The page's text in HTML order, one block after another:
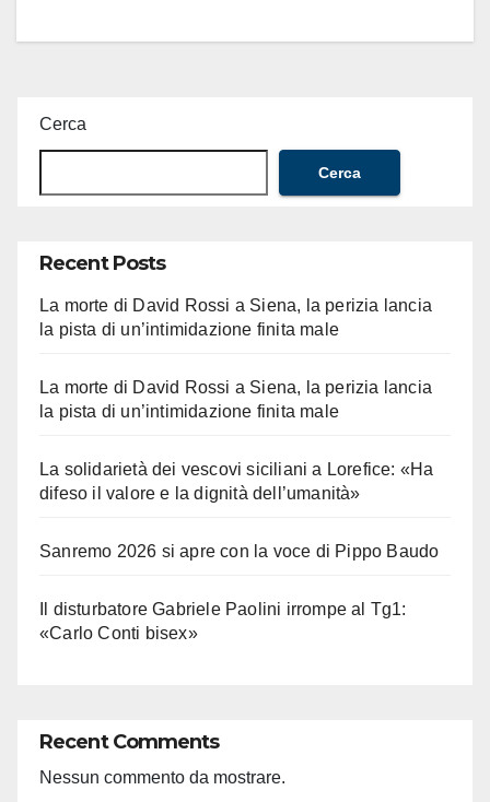
Cerca
Cerca
Recent Posts
La morte di David Rossi a Siena, la perizia lancia
la pista di un’intimidazione finita male
La morte di David Rossi a Siena, la perizia lancia
la pista di un’intimidazione finita male
La solidarietà dei vescovi siciliani a Lorefice: «Ha
difeso il valore e la dignità dell’umanità»
Sanremo 2026 si apre con la voce di Pippo Baudo
Il disturbatore Gabriele Paolini irrompe al Tg1:
«Carlo Conti bisex»
Recent Comments
Nessun commento da mostrare.